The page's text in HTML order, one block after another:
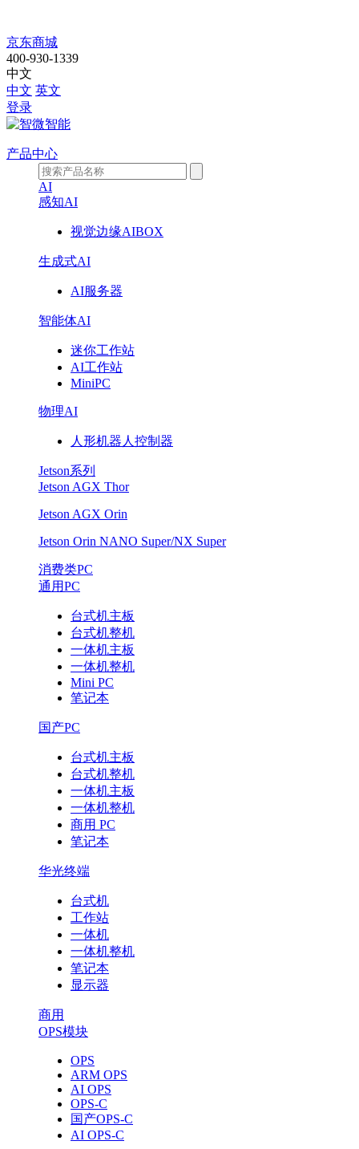
走
进
智
微
京东商城
400-930-1339
中文
中文 英文
登录
产品中心
AI
感知AI
视觉边缘AIBOX
生成式AI
AI服务器
智能体AI
迷你工作站
AI工作站
MiniPC
物理AI
人形机器人控制器
Jetson系列
Jetson AGX Thor
Jetson AGX Orin
Jetson Orin NANO Super/NX Super
消费类PC
通用PC
台式机主板
台式机整机
一体机主板
一体机整机
Mini PC
笔记本
国产PC
台式机主板
台式机整机
一体机主板
一体机整机
商用 PC
笔记本
华光终端
台式机
工作站
一体机
一体机整机
笔记本
显示器
商用
OPS模块
OPS
ARM OPS
AI OPS
OPS-C
国产OPS-C
AI OPS-C